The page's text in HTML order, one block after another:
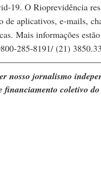
19. O Rioprevidência
de aplicativos, e-mails,
Mais informações
285-8191/ (21)
nosso jornalismo
financiamento coletivo